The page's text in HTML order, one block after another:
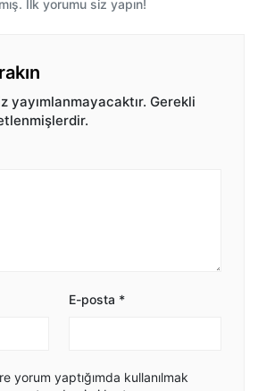
İlk yorumu siz yapın!
yayımlanmayacaktır. Gerekli
E-posta *
yorum yaptığımda kullanılmak